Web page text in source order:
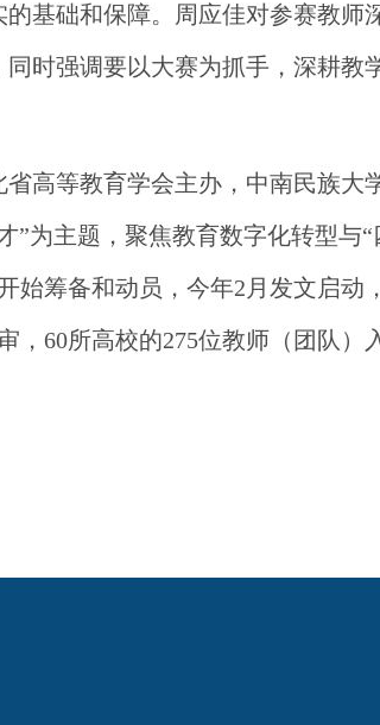
基础和保障。周应佳对参赛教师
时强调要以大赛为抓手，深耕教
高等教育学会主办，中南民族大
为主题，聚焦教育数字化转型与“
始筹备和动员，今年2月发文启动
60所高校的275位教师（团队）